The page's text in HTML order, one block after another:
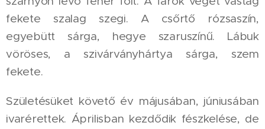
fekete szalag szegi. A csőrtő rózsaszín,
egyebütt sárga, hegye szaruszínű. Lábuk
vöröses, a szivárványhártya sárga, szem
fekete.
Születésüket követő év májusában, júniusában
ivarérettek. Áprilisban kezdődik fészkelése, de